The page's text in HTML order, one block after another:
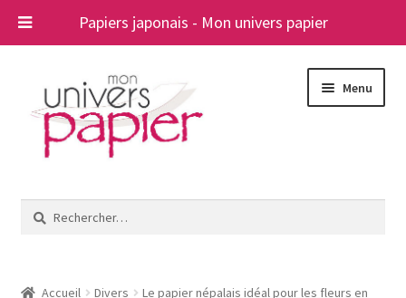
Papiers japonais - Mon univers papier
navigation
contenu
Menu
le
A propos
Rechercher :
Accueil Divers
Le papier népalais idéal pour les fleurs en